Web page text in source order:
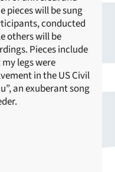
pieces will be sung
conducted
others will be
Pieces include
my legs were
in the US Civil
an exuberant song